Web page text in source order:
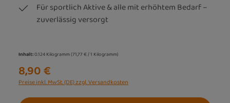
Für sportlich Aktive & alle mit erhöhtem Bedarf –
zuverlässig versorgt
Inhalt:0.124 Kilogramm(71,77 € / 1 Kilogramm)
8,90 €
Preise inkl. MwSt. (DE) zzgl. Versandkosten